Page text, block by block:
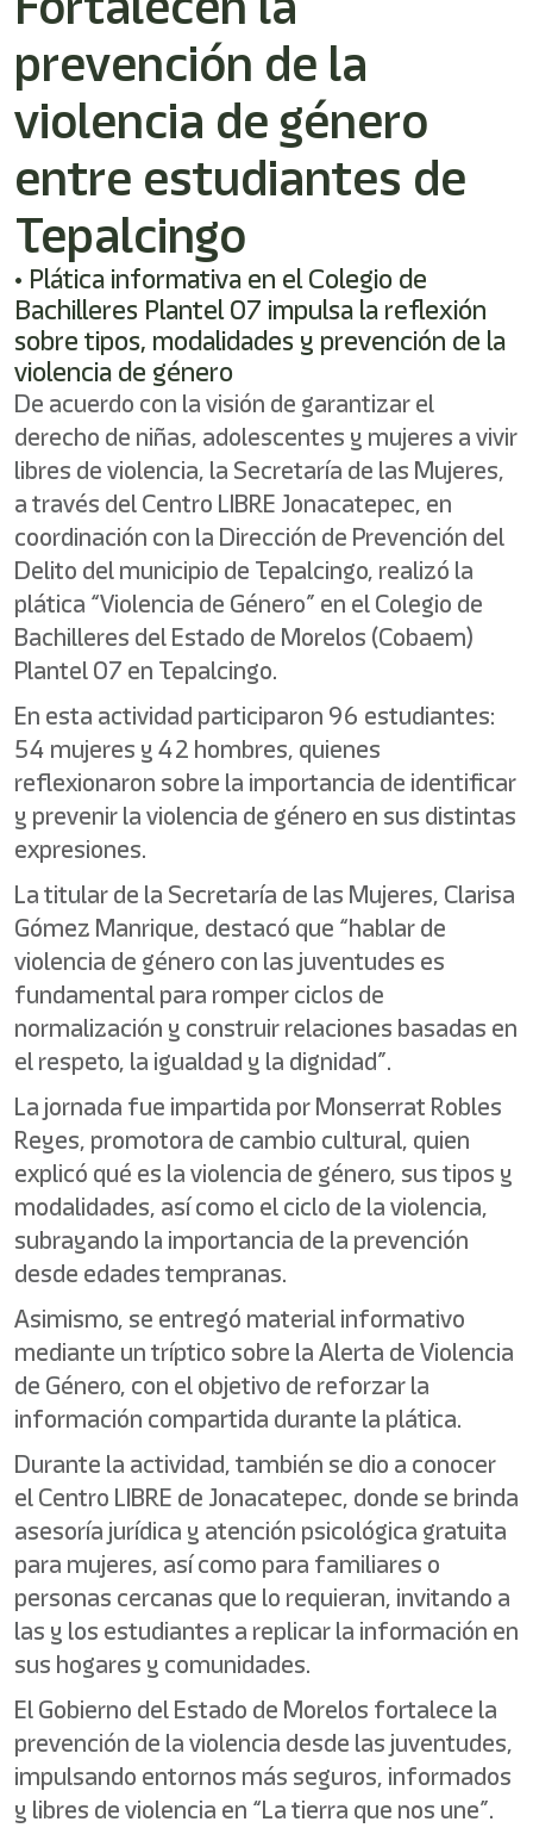
activates
screen
reader
to
help
you
navigate
and
interact
the
content.
prevención de la
violencia de género
entre estudiantes de
Tepalcingo
• Plática informativa en el Colegio de
Bachilleres Plantel 07 impulsa la reflexión
sobre tipos, modalidades y prevención de la
violencia de género
De acuerdo con la visión de garantizar el
derecho de niñas, adolescentes y mujeres a vivir
libres de violencia, la Secretaría de las Mujeres,
a través del Centro LIBRE Jonacatepec, en
coordinación con la Dirección de Prevención del
Delito del municipio de Tepalcingo, realizó la
plática “Violencia de Género” en el Colegio de
Bachilleres del Estado de Morelos (Cobaem)
Plantel 07 en Tepalcingo.
En esta actividad participaron 96 estudiantes:
54 mujeres y 42 hombres, quienes
reflexionaron sobre la importancia de identificar
y prevenir la violencia de género en sus distintas
expresiones.
La titular de la Secretaría de las Mujeres, Clarisa
Gómez Manrique, destacó que “hablar de
violencia de género con las juventudes es
fundamental para romper ciclos de
normalización y construir relaciones basadas en
el respeto, la igualdad y la dignidad”.
La jornada fue impartida por Monserrat Robles
Reyes, promotora de cambio cultural, quien
explicó qué es la violencia de género, sus tipos y
modalidades, así como el ciclo de la violencia,
subrayando la importancia de la prevención
desde edades tempranas.
Asimismo, se entregó material informativo
mediante un tríptico sobre la Alerta de Violencia
de Género, con el objetivo de reforzar la
información compartida durante la plática.
Durante la actividad, también se dio a conocer
el Centro LIBRE de Jonacatepec, donde se brinda
asesoría jurídica y atención psicológica gratuita
para mujeres, así como para familiares o
personas cercanas que lo requieran, invitando a
las y los estudiantes a replicar la información en
sus hogares y comunidades.
El Gobierno del Estado de Morelos fortalece la
prevención de la violencia desde las juventudes,
impulsando entornos más seguros, informados
y libres de violencia en “La tierra que nos une”.